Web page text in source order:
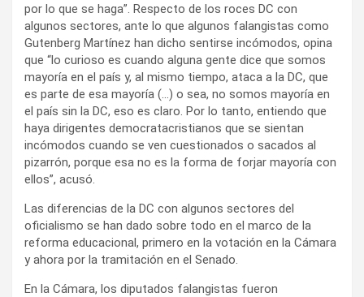
por lo que se haga”. Respecto de los roces DC con
algunos sectores, ante lo que algunos falangistas como
Gutenberg Martínez han dicho sentirse incómodos, opina
que “lo curioso es cuando alguna gente dice que somos
mayoría en el país y, al mismo tiempo, ataca a la DC, que
es parte de esa mayoría (…) o sea, no somos mayoría en
el país sin la DC, eso es claro. Por lo tanto, entiendo que
haya dirigentes democratacristianos que se sientan
incómodos cuando se ven cuestionados o sacados al
pizarrón, porque esa no es la forma de forjar mayoría con
ellos”, acusó.
Las diferencias de la DC con algunos sectores del
oficialismo se han dado sobre todo en el marco de la
reforma educacional, primero en la votación en la Cámara
y ahora por la tramitación en el Senado.
En la Cámara, los diputados falangistas fueron